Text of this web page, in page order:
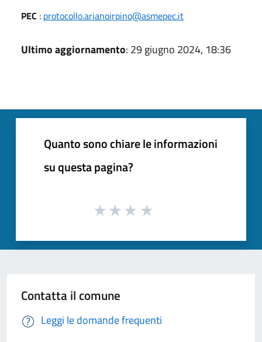
PEC : protocollo.arianoirpino@asmepec.it
Ultimo aggiornamento: 29 giugno 2024, 18:36
Quanto sono chiare le informazioni
su questa pagina?
Contatta il comune
Leggi le domande frequenti